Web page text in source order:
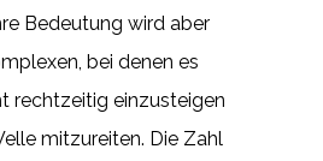
Bedeutung wird aber
bei denen es
rechtzeitig einzusteigen
mitzureiten. Die Zahl